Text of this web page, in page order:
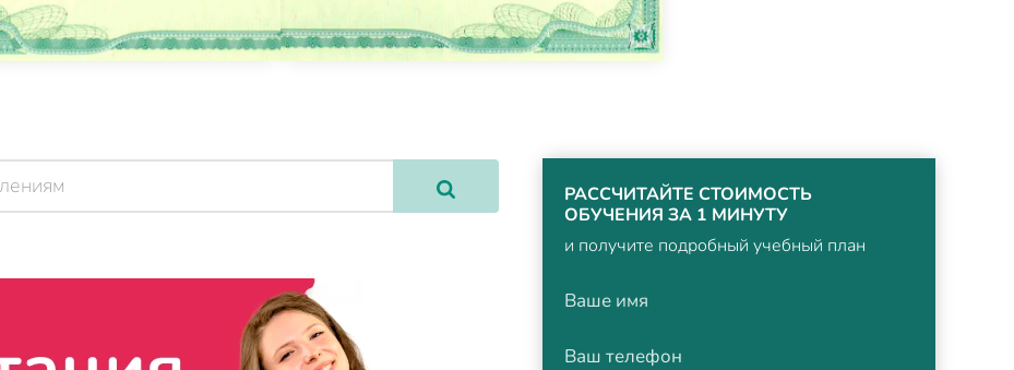
РАССЧИТАЙТЕ СТОИМОСТЬ
ОБУЧЕНИЯ ЗА 1 МИНУТУ
и получите подробный учебный план
Ваше имя
Ваш телефон